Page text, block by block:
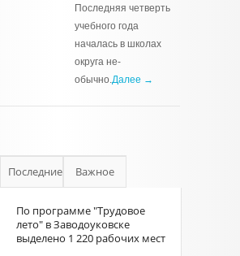
Последняя четверть
учебного года
началась в школах
округа не­
обычно.Далее →
Последние Важное
По программе "Трудовое
лето" в Заводоуковске
выделено 1 220 рабочих мест